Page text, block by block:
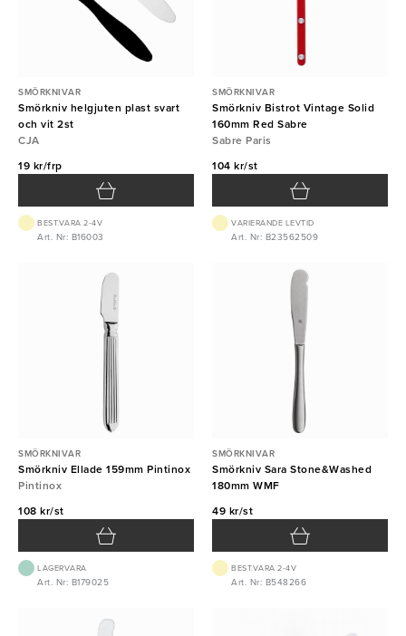
SMÖRKNIVAR
Smörkniv helgjuten plast svart
och vit 2st
CJA
19 kr/frp
BEST.VARA 2-4V
Art. Nr: B16003
SMÖRKNIVAR
Smörkniv Bistrot Vintage Solid
160mm Red Sabre
Sabre Paris
104 kr/st
VARIERANDE LEVTID
Art. Nr: B23562509
SMÖRKNIVAR
Smörkniv Ellade 159mm Pintinox
Pintinox
108 kr/st
LAGERVARA
Art. Nr: B179025
SMÖRKNIVAR
Smörkniv Sara Stone&Washed
180mm WMF
49 kr/st
BEST.VARA 2-4V
Art. Nr: B548266